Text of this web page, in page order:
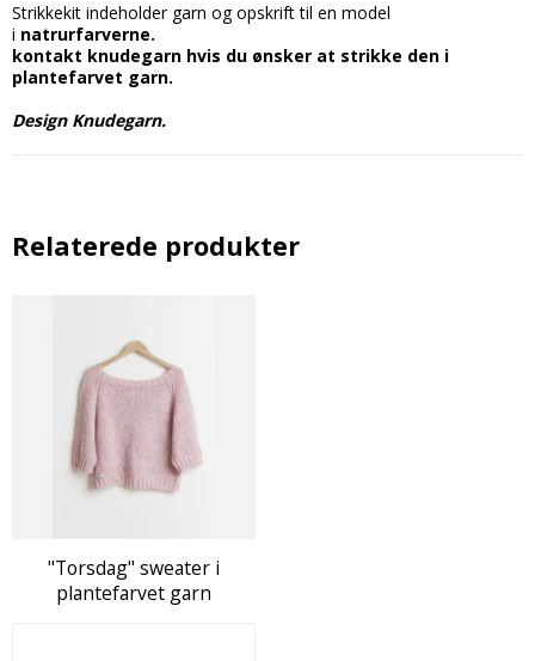
Strikkekit indeholder garn og opskrift til en model
i natrurfarverne.
kontakt knudegarn hvis du ønsker at strikke den i
plantefarvet garn.
Design Knudegarn.
Relaterede produkter
"Torsdag" sweater i
plantefarvet garn